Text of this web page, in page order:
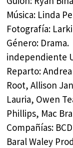
Música: Linda
Fotografía:
Género:
independiente
Reparto:
Root, Allison
Lauria, Owen
Phillips, Mac
Compañías:
Baral Waley